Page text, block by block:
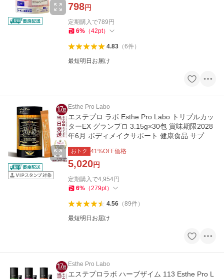
798円
定期購入で789 円
6% （42pt）
4.83（6件）
最短明日お届け
Esthe Pro Labo
エステプロ ラボ Esthe Pro Labo トリプルカッ
ターEX グランプロ 3.15g×30包 賞味期限2028
年6月 ボディメイクサポート 健康食品 サプリ
メント メール便 箱無し
おトク 41%OFF価格
5,020円
定期購入で4,954円
6% （279pt）
4.56（89件）
最短明日お届け
Esthe Pro Labo
エステプロラボ ハーブザイム 113 Esthe Pro L